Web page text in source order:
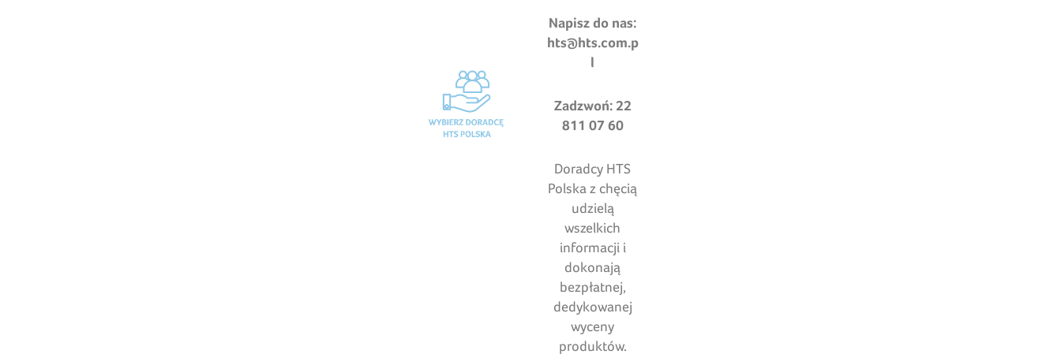
Napisz do nas:
hts@hts.com.p
l
Zadzwoń: 22
811 07 60
Doradcy HTS
Polska z chęcią
udzielą
wszelkich
informacji i
dokonają
bezpłatnej,
dedykowanej
wyceny
produktów.